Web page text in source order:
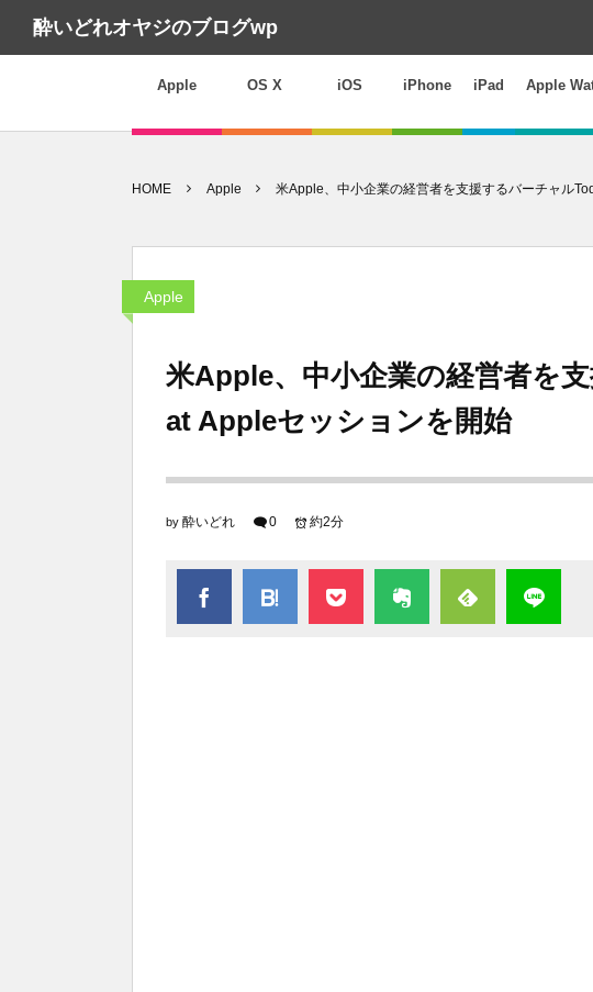
酔いどれオヤジのブログwp
Apple OS X iOS iPhone iPad Apple
HOME Apple 米Apple、中小企業の経営者を支援するバーチャル
Apple
米Apple、中小企業の経営者を
at Appleセッションを開始
by 酔いどれ 0 約2分